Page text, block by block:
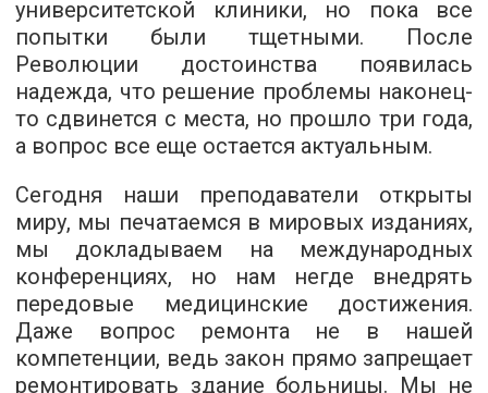
университетской клиники, но пока все
попытки были тщетными. После
Революции достоинства появилась
надежда, что решение проблемы наконец-
то сдвинется с места, но прошло три года,
а вопрос все еще остается актуальным.
Сегодня наши преподаватели открыты
миру, мы печатаемся в мировых изданиях,
мы докладываем на международных
конференциях, но нам негде внедрять
передовые медицинские достижения.
Даже вопрос ремонта не в нашей
компетенции, ведь закон прямо запрещает
ремонтировать здание больницы. Мы не